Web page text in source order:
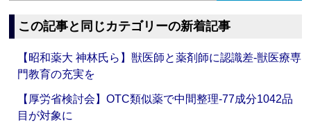
この記事と同じカテゴリーの新着記事
【昭和薬大 神林氏ら】獣医師と薬剤師に認識差‐獣医療専
門教育の充実を
【厚労省検討会】OTC類似薬で中間整理‐77成分1042品
目が対象に